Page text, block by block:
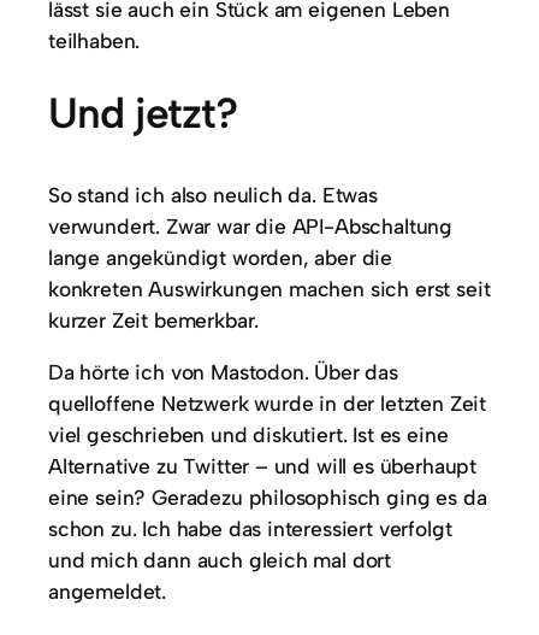
lässt sie auch ein Stück am eigenen Leben
teilhaben.
Und jetzt?
So stand ich also neulich da. Etwas
verwundert. Zwar war die API-Abschaltung
lange angekündigt worden, aber die
konkreten Auswirkungen machen sich erst seit
kurzer Zeit bemerkbar.
Da hörte ich von Mastodon. Über das
quelloffene Netzwerk wurde in der letzten Zeit
viel geschrieben und diskutiert. Ist es eine
Alternative zu Twitter – und will es überhaupt
eine sein? Geradezu philosophisch ging es da
schon zu. Ich habe das interessiert verfolgt
und mich dann auch gleich mal dort
angemeldet.